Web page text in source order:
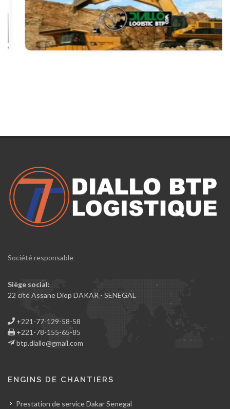
Société responsable
Siège social:
22 cité Assane Diop DAKAR - SENEGAL
+221-77-129-58-58
+221-78-155-65-85
btp.diallo@gmail.com
ENGINS DE CHANTIERS
Prestation de service Dakar Senegal